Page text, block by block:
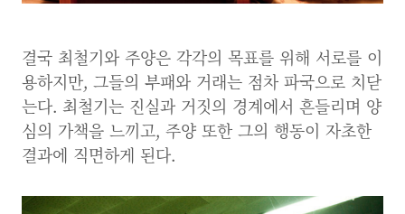
결국 최철기와 주양은 각각의 목표를 위해 서로를 이
용하지만, 그들의 부패와 거래는 점차 파국으로 치닫
는다. 최철기는 진실과 거짓의 경계에서 흔들리며 양
심의 가책을 느끼고, 주양 또한 그의 행동이 자초한
결과에 직면하게 된다.